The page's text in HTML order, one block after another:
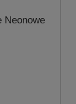
Neonowe